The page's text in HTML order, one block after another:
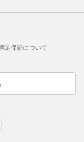
足保証について